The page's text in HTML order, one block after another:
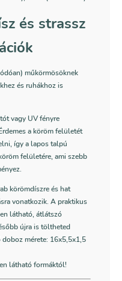
és strassz
műkörmösöknek
és ruhákhoz is
vagy UV fényre
a köröm felületét
így a lapos talpú
felületére, ami szebb
körömdíszre és hat
vonatkozik. A praktikus
látható, átlátszó
újra is töltheted
mérete: 16x5,5x1,5
látható formáktól!